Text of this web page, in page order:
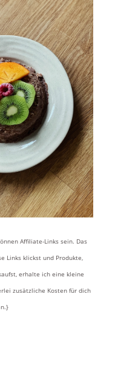
Affiliate-Links sein. Das
Links klickst und Produkte,
erhalte ich eine kleine
zusätzliche Kosten für dich